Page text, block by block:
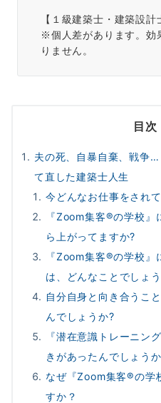
【１級建築士・建築設
※個人差があります。効
りません。
目次
夫の死、自暴自棄、戦争
て直した建築士人生
今どんなお仕事をされ
『Zoom集客®の学校』
ら上がってますか?
『Zoom集客®の学校』
は、どんなことでしょ
自分自身と向き合うこ
んでしょうか?
『潜在意識トレーニン
きがあったんでしょうか
なぜ『Zoom集客®の学
すか？